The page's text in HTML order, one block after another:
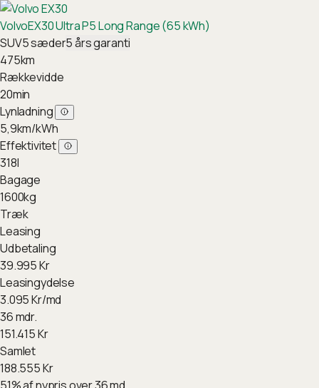
VolvoEX30 Ultra P5 Long Range (65 kWh)
SUV5sæder5års garanti
475km
Rækkevidde
20min
Lynladning
5,9km/kWh
Effektivitet
318l
Bagage
1600kg
Træk
Leasing
Udbetaling
39.995Kr
Leasingydelse
3.095Kr/md
36 mdr.
151.415Kr
Samlet
188.555Kr